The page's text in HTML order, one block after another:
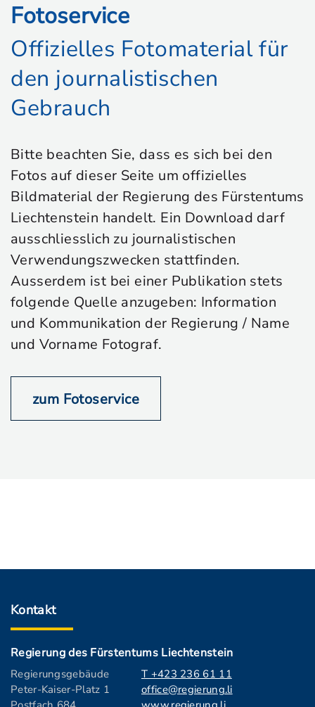
Fotoservice
Offizielles Fotomaterial für
den journalistischen
Gebrauch
Bitte beachten Sie, dass es sich bei den
Fotos auf dieser Seite um offizielles
Bildmaterial der Regierung des Fürstentums
Liechtenstein handelt. Ein Download darf
ausschliesslich zu journalistischen
Verwendungszwecken stattfinden.
Ausserdem ist bei einer Publikation stets
folgende Quelle anzugeben: Information
und Kommunikation der Regierung / Name
und Vorname Fotograf.
zum Fotoservice
Kontakt
Regierung des Fürstentums Liechtenstein
Regierungsgebäude
Peter-Kaiser-Platz 1
T +423 236 61 11
office@regierung.li